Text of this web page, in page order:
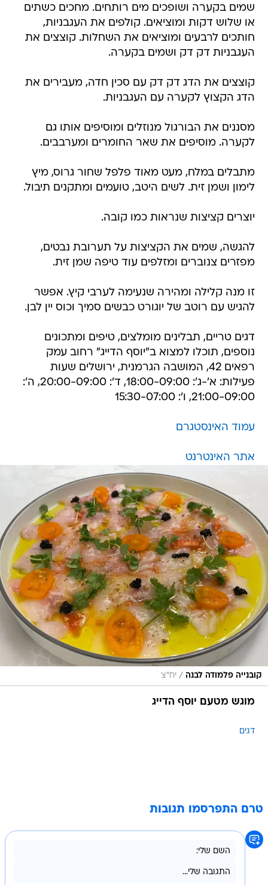
שמים בקערה ושופכים מים רותחים. מחכים כשתים
או שלוש דקות ומוציאים. קולפים את העגבניות,
חותכים לרבעים ומוציאים את השחלות. קוצצים את
העגבניות דק דק ושמים בקערה.
קוצצים את הדג דק דק עם סכין חדה, מעבירים את
הדג הקצוץ לקערה עם העגבניות.
מסננים את הבורגול מנוזלים ומוסיפים אותו גם
לקערה. מוסיפים את שאר החומרים ומערבבים.
מתבלים במלח, מעט מאוד פלפל שחור גרוס, מיץ
לימון ושמן זית. לשים היטב, טועמים ומתקנים תיבול.
יוצרים קציצות שנראות כמו קובה.
להגשה, שמים את הקציצות על תערובת נבטים,
מפזרים צנוברים ומזלפים עוד טיפה שמן זית.
זו מנה קלילה ומהירה שנעימה לערבי קיץ. אפשר
להגיש עם רוטב של יוגורט כבשים סמיך וכוס יין לבן.
דגים טריים, תבלינים מומלצים, טיפים ומתכונים
נוספים, תוכלו למצוא ב"יוסף הדייג" רחוב עמק
רפאים 42, המושבה הגרמנית, ירושלים שעות
פעילות: א'-ג': 18:00-09:00, ד': 20:00-09:00, ה':
21:00-09:00, ו': 15:30-07:00
עמוד האינסטגרם
אתר האינטרנט
קובנייה פלמודה לבנה / יח"צ
מוגש מטעם יוסף הדייג
דגים
טרם התפרסמו תגובות